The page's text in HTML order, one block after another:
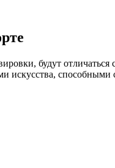
будут отличаться
искусства,